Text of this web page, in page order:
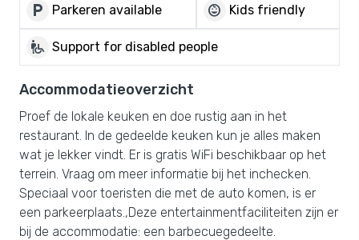
local_parking Parkeren available child_care Kids friendly
wheelchair_pickup Support for disabled people
Accommodatieoverzicht
Proef de lokale keuken en doe rustig aan in het
restaurant. In de gedeelde keuken kun je alles maken
wat je lekker vindt. Er is gratis WiFi beschikbaar op het
terrein. Vraag om meer informatie bij het inchecken.
Speciaal voor toeristen die met de auto komen, is er
een parkeerplaats.,Deze entertainmentfaciliteiten zijn er
bij de accommodatie: een barbecuegedeelte.